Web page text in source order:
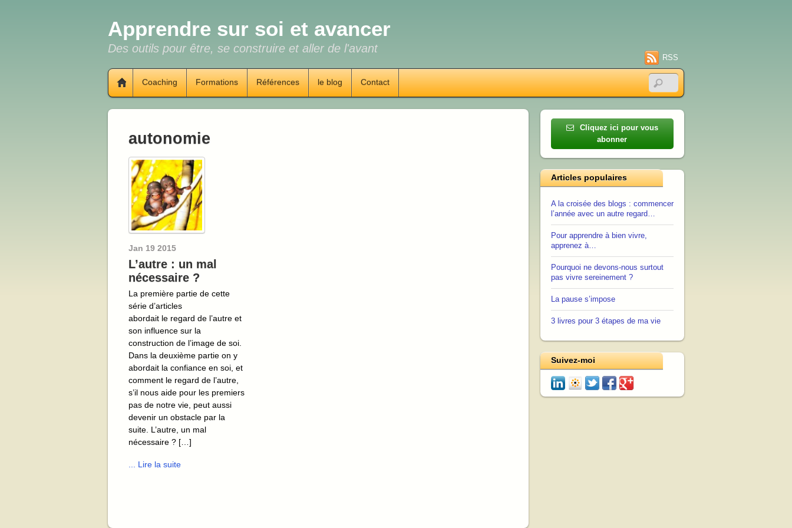
Apprendre sur soi et avancer
Des outils pour être, se construire et aller de l'avant
RSS
Coaching Formations Références le blog Contact
autonomie
Jan 19 2015
L’autre : un mal
nécessaire ?
La première partie de cette
série d’articles
abordait le regard de l’autre et
son influence sur la
construction de l’image de soi.
Dans la deuxième partie on y
abordait la confiance en soi, et
comment le regard de l’autre,
s’il nous aide pour les premiers
pas de notre vie, peut aussi
devenir un obstacle par la
suite. L’autre, un mal
nécessaire ? […]
... Lire la suite
Cliquez ici pour vous
abonner
Articles populaires
A la croisée des blogs : commencer
l’année avec un autre regard…
Pour apprendre à bien vivre,
apprenez à…
Pourquoi ne devons-nous surtout
pas vivre sereinement ?
La pause s’impose
3 livres pour 3 étapes de ma vie
Suivez-moi